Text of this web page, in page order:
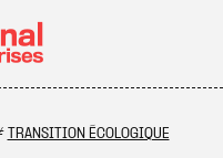
TRANSITION ÉCOLOGIQUE